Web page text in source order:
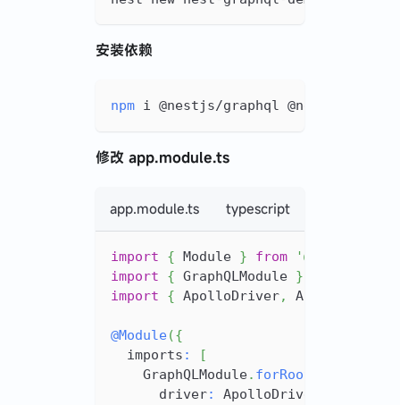
安装依赖
npm i @nestjs/graphql @nestjs/
修改 app.module.ts
app.module.ts typescript
import { Module } from
'@nestjs/
import
{ GraphQLModule }
import
{ ApolloDriver,
@Module({
  imports
:
[
    GraphQLModule
. forRoot
      driver
: ApolloDriver